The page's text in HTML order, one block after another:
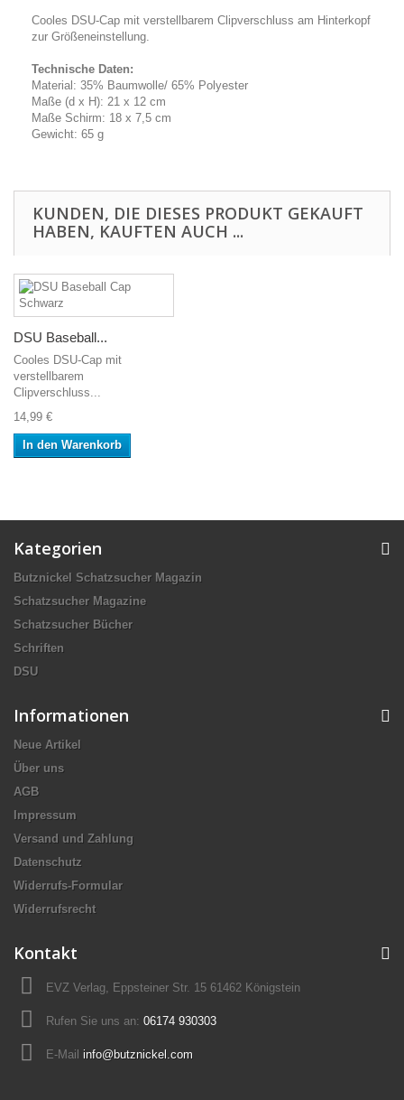
Cooles DSU-Cap mit verstellbarem Clipverschluss am Hinterkopf
zur Größeneinstellung.
Technische Daten:
Material: 35% Baumwolle/ 65% Polyester
Maße (d x H): 21 x 12 cm
Maße Schirm: 18 x 7,5 cm
Gewicht: 65 g
KUNDEN, DIE DIESES PRODUKT GEKAUFT
HABEN, KAUFTEN AUCH ...
DSU Baseball...
Cooles DSU-Cap mit
verstellbarem
Clipverschluss...
14,99 €
In den Warenkorb
Kategorien
Butznickel Schatzsucher Magazin
Schatzsucher Magazine
Schatzsucher Bücher
Schriften
DSU
Informationen
Neue Artikel
Über uns
AGB
Impressum
Versand und Zahlung
Datenschutz
Widerrufs-Formular
Widerrufsrecht
Kontakt
EVZ Verlag, Eppsteiner Str. 15 61462 Königstein
Rufen Sie uns an: 06174 930303
E-Mail info@butznickel.com